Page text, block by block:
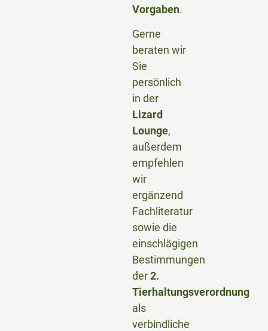
Vorgaben.
Gerne
beraten wir
Sie
persönlich
in der
Lizard
Lounge,
außerdem
empfehlen
wir
ergänzend
Fachliteratur
sowie die
einschlägigen
Bestimmungen
der2.
Tierhaltungsverordnung
als
verbindliche